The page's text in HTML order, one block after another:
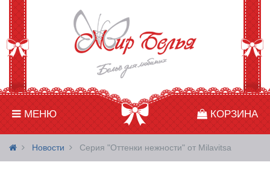
МЕНЮ КОРЗИНА
Новости Серия "Оттенки нежности" от Milavitsa